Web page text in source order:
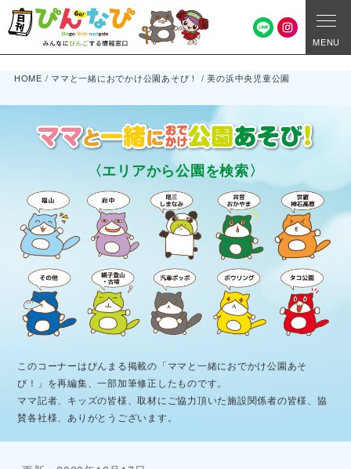
MENU
HOME / ママと一緒におでかけ公園あそび！ /美の浜中央児童公園
〈エリアから公園を検索〉
このコーナーはびんまる掲載の「ママと一緒におでかけ公園あそ
び！」を再編集、一部加筆修正したものです。
ママ記者、キッズの皆様、取材にご協力頂いた施設関係者の皆様、協
賛各社様、ありがとうございます。